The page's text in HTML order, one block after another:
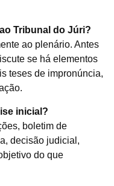
Tribunal do Júri?
ao plenário. Antes
se há elementos
teses de impronúncia,
inicial?
boletim de
decisão judicial,
do que